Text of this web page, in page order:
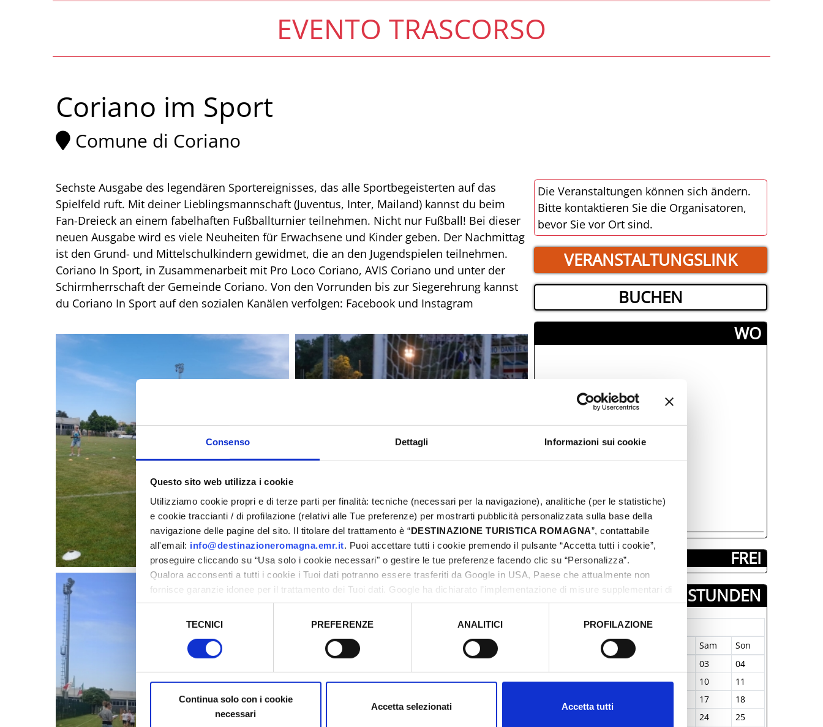
Consenso Dettagli Informazioni sui cookie
Questo sito web utilizza i cookie
Utilizziamo cookie propri e di terze parti per finalità: tecniche (necessari per la navigazione), analitiche (per le statistiche)
e cookie traccianti / di profilazione (relativi alle Tue preferenze) per mostrarti pubblicità personalizzata sulla base della
navigazione delle pagine del sito. Il titolare del trattamento è “DESTINAZIONE TURISTICA ROMAGNA”, contattabile
all'email: info@destinazioneromagna.emr.it. Puoi accettare tutti i cookie premendo il pulsante “Accetta tutti i cookie”,
proseguire cliccando su “Usa solo i cookie necessari" o gestire le tue preferenze facendo clic su “Personalizza”.
Qualora acconsenti a tutti i cookie i Tuoi dati potranno essere trasferiti da Google in USA, Paese che attualmente non
fornisce garanzie idonee per il trattamento dei Tuoi dati. Google ha dichiarato l’implementazione di misure supplementari di
sicurezza a Tutela dei navigatori, che abbiamo valutato essere sufficienti.
TECNICI PREFERENZE ANALITICI PROFILAZIONE
Continua solo con i cookie
necessari
Accetta selezionati Accetta tutti
EVENTO TRASCORSO
Coriano im Sport
Comune di Coriano
Sechste Ausgabe des legendären Sportereignisses, das alle Sportbegeisterten auf das
Spielfeld ruft. Mit deiner Lieblingsmannschaft (Juventus, Inter, Mailand) kannst du beim
Fan-Dreieck an einem fabelhaften Fußballturnier teilnehmen. Nicht nur Fußball! Bei dieser
neuen Ausgabe wird es viele Neuheiten für Erwachsene und Kinder geben. Der Nachmittag
ist den Grund- und Mittelschulkindern gewidmet, die an den Jugendspielen teilnehmen.
Coriano In Sport, in Zusammenarbeit mit Pro Loco Coriano, AVIS Coriano und unter der
Schirmherrschaft der Gemeinde Coriano. Von den Vorrunden bis zur Siegerehrung kannst
du Coriano In Sport auf den sozialen Kanälen verfolgen: Facebook und Instagram
Die Veranstaltungen können sich ändern.
Bitte kontaktieren Sie die Organisatoren,
bevor Sie vor Ort sind.
VERANSTALTUNGSLINK
BUCHEN
­WO
FREI
TAGE & STUNDEN
Januar-1970
Mit Sam
Son
03
04
05
06 07 08 09 10
11
17
18
24
25